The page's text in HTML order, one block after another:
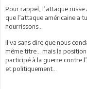
Pour rappel, l’attaque russe
que l’attaque américaine a
nourrissons...
Il va sans dire que nous
même titre... mais la
participé à la guerre contre
et politiquement...